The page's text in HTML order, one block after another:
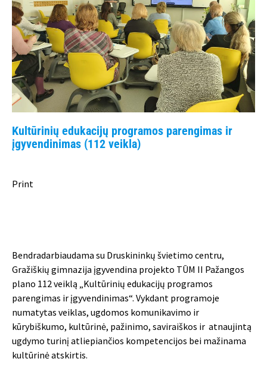
Kultūrinių edukacijų programos parengimas ir
įgyvendinimas (112 veikla)
Print
Bendradarbiaudama su Druskininkų švietimo centru,
Gražiškių gimnazija įgyvendina projekto TŪM II Pažangos
plano 112 veiklą „Kultūrinių edukacijų programos
parengimas ir įgyvendinimas“. Vykdant programoje
numatytas veiklas, ugdomos komunikavimo ir
kūrybiškumo, kultūrinė, pažinimo, saviraiškos ir atnaujintą
ugdymo turinį atliepiančios kompetencijos bei mažinama
kultūrinė atskirtis.